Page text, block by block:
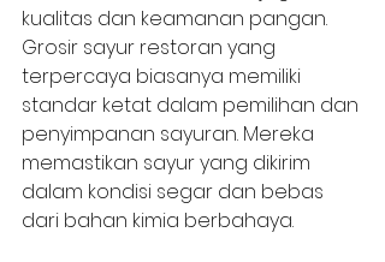
kualitas dan keamanan pangan.
Grosir sayur restoran yang
terpercaya biasanya memiliki
standar ketat dalam pemilihan dan
penyimpanan sayuran. Mereka
memastikan sayur yang dikirim
dalam kondisi segar dan bebas
dari bahan kimia berbahaya.